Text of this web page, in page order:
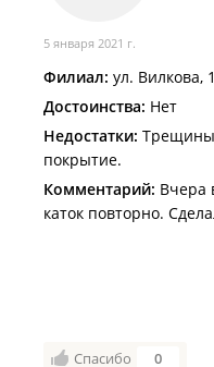
5 января 2021 г.
Филиал: ул. Вилкова,
Достоинства: Нет
Недостатки: Трещины
покрытие.
Комментарий: Вчера
каток повторно.
Спасибо 0